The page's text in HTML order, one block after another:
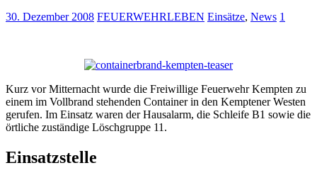
30. Dezember 2008 FEUERWEHRLEBEN Einsätze, News 1
Kurz vor Mitternacht wurde die Freiwillige Feuerwehr Kempten zu
einem im Vollbrand stehenden Container in den Kemptener Westen
gerufen. Im Einsatz waren der Hausalarm, die Schleife B1 sowie die
örtliche zuständige Löschgruppe 11.
Einsatzstelle